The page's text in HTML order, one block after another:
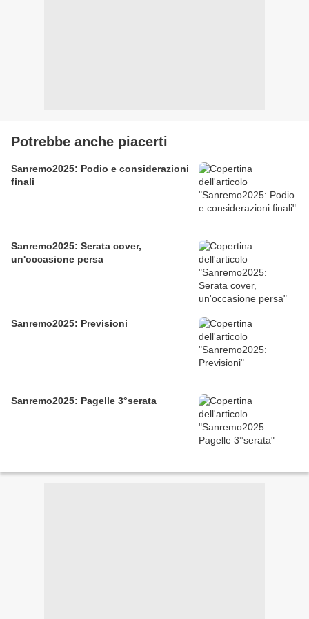
Potrebbe anche piacerti
Sanremo2025: Podio e considerazioni
finali
Sanremo2025: Serata cover,
un'occasione persa
Sanremo2025: Previsioni
Sanremo2025: Pagelle 3°serata